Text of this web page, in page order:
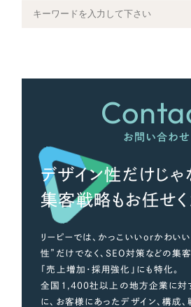
お問い合わせ
デザイン性だけじゃ
集客戦略もお任せく
リーピーでは、かっこいいorかわい
性”だけでなく、SEO対策などの集
「売上増加・採用強化」にも特化。
全国1,400社以上の地方企業に対
に、お客様にあったデザイン、構成